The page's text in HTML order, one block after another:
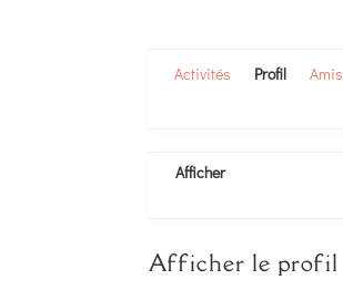
Activités Profil Amis
Afficher
Afficher le profil